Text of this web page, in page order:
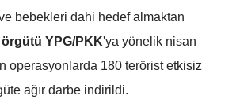
Giresun
Gümüşhane
Hakkari
bebekleri dahi hedef almaktan
YPG/PKK'ya yönelik nisan
operasyonlarda 180 terörist etkisiz
ağır darbe indirildi.